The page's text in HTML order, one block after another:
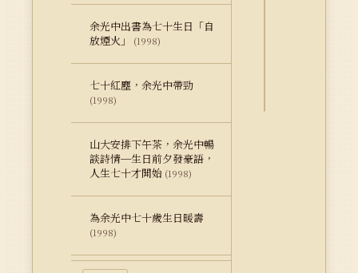
余光中出書為七十生日「自
放煙火」
(1998)
七十紅塵，余光中帶勁
(1998)
山大安排下午茶，余光中暢
談詩情─生日前夕發豪語，
人生七十才開始 (1998)
為余光中七十歲生日暖壽
(1998)